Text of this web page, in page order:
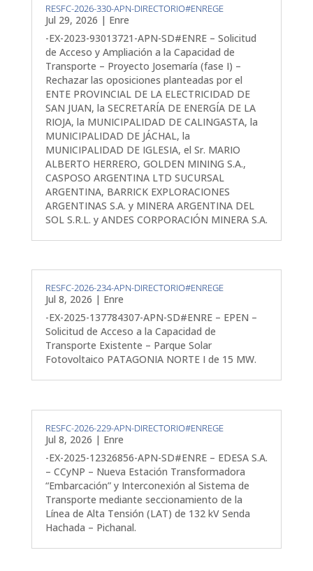
RESFC-2026-330-APN-DIRECTORIO#ENREGE
Jul 29, 2026 | Enre
-EX-2023-93013721-APN-SD#ENRE – Solicitud
de Acceso y Ampliación a la Capacidad de
Transporte – Proyecto Josemaría (fase I) –
Rechazar las oposiciones planteadas por el
ENTE PROVINCIAL DE LA ELECTRICIDAD DE
SAN JUAN, la SECRETARÍA DE ENERGÍA DE LA
RIOJA, la MUNICIPALIDAD DE CALINGASTA, la
MUNICIPALIDAD DE JÁCHAL, la
MUNICIPALIDAD DE IGLESIA, el Sr. MARIO
ALBERTO HERRERO, GOLDEN MINING S.A.,
CASPOSO ARGENTINA LTD SUCURSAL
ARGENTINA, BARRICK EXPLORACIONES
ARGENTINAS S.A. y MINERA ARGENTINA DEL
SOL S.R.L. y ANDES CORPORACIÓN MINERA S.A.
RESFC-2026-234-APN-DIRECTORIO#ENREGE
Jul 8, 2026 | Enre
-EX-2025-137784307-APN-SD#ENRE – EPEN –
Solicitud de Acceso a la Capacidad de
Transporte Existente – Parque Solar
Fotovoltaico PATAGONIA NORTE I de 15 MW.
RESFC-2026-229-APN-DIRECTORIO#ENREGE
Jul 8, 2026 | Enre
-EX-2025-12326856-APN-SD#ENRE – EDESA S.A.
– CCyNP – Nueva Estación Transformadora
“Embarcación” y Interconexión al Sistema de
Transporte mediante seccionamiento de la
Línea de Alta Tensión (LAT) de 132 kV Senda
Hachada – Pichanal.